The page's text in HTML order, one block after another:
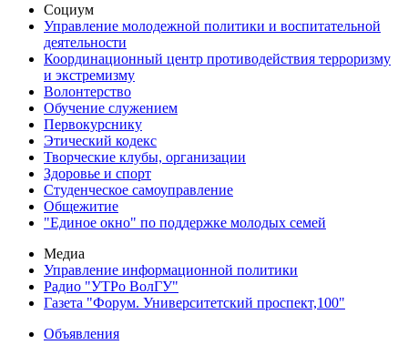
Социум
Управление молодежной политики и воспитательной
деятельности
Координационный центр противодействия терроризму
и экстремизму
Волонтерство
Обучение служением
Первокурснику
Этический кодекс
Творческие клубы, организации
Здоровье и спорт
Студенческое самоуправление
Общежитие
"Единое окно" по поддержке молодых семей
Медиа
Управление информационной политики
Радио "УТРо ВолГУ"
Газета "Форум. Университетский проспект,100"
Объявления